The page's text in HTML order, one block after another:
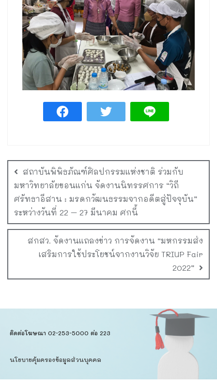
สถาบันพิพิธภัณฑ์ศิลปกรรมแห่งชาติ ร่วมกับ
มหาวิทยาลัยขอนแก่น จัดงานนิทรรศการ “วิถี
ศรัทธาอีสาน : มรดกวัฒนธรรมจากอดีตสู่ปัจจุบัน”
ระหว่างวันที่ 22 – 27 มีนาคม ศกนี้
สกสว. จัดงานแถลงข่าว การจัดงาน “มหกรรมส่ง
เสริมการใช้ประโยชน์จากงานวิจัย TRIUP Fair
2022”
ติดต่อโฆษณา 02-253-5000​ ต่อ 223
นโยบายคุ้มครองข้อมูลส่วนบุคคล​